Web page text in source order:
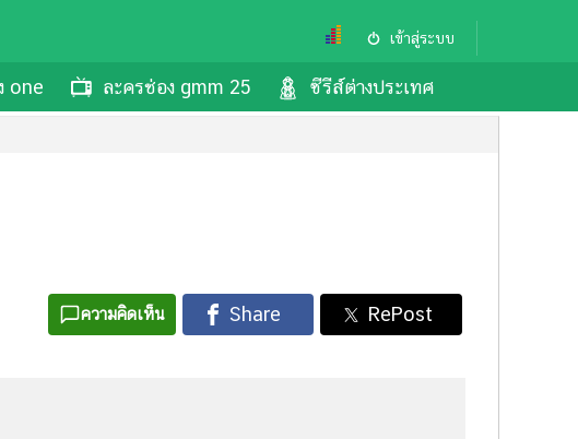
เข้าสู่ระบบ
one ละครช่อง gmm 25 ซีรีส์ต่างประเทศ
ความคิดเห็น